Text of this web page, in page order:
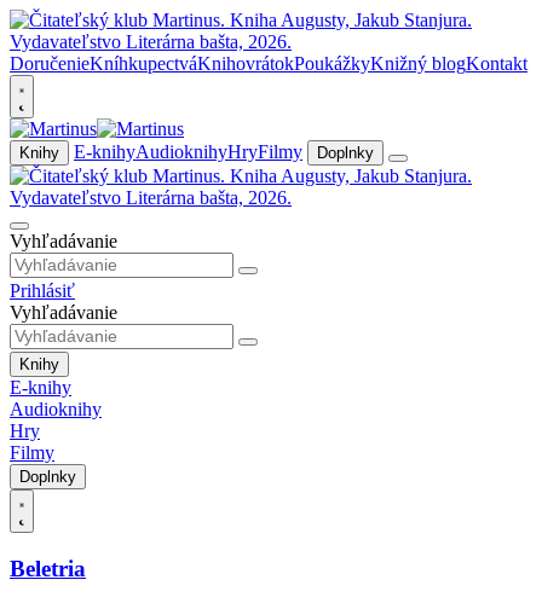
DoručenieKníhkupectváKnihovrátokPoukážkyKnižný blogKontakt
Knihy E-knihyAudioknihyHryFilmy Doplnky
Vyhľadávanie
Prihlásiť
Vyhľadávanie
Knihy
E-knihy
Audioknihy
Hry
Filmy
Doplnky
Beletria